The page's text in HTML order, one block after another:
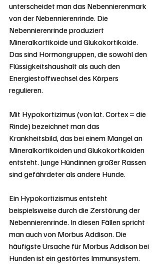
unterscheidet man das Nebennierenmark
von der Nebennierenrinde. Die
Nebennierenrinde produziert
Mineralkortikoide und Glukokortikoide.
Das sind Hormongruppen, die sowohl den
Flüssigkeitshaushalt als auch den
Energiestoffwechsel des Körpers
regulieren.
Mit Hypokortizimus (von lat. Cortex = die
Rinde) bezeichnet man das
Krankheitsbild, das bei einem Mangel an
Mineralkortikoiden und Glukokortikoiden
entsteht. Junge Hündinnen großer Rassen
sind gefährdeter als andere Hunde.
Ein Hypokortizismus entsteht
beispielsweise durch die Zerstörung der
Nebennierenrinde. In diesen Fällen spricht
man auch von Morbus Addison. Die
häufigste Ursache für Morbus Addison bei
Hunden ist ein gestörtes Immunsystem.